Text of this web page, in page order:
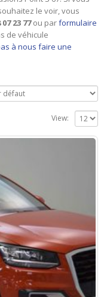
le voir, vous
07 23 77ou parformulaire
de véhicule
à nous faire une
View: